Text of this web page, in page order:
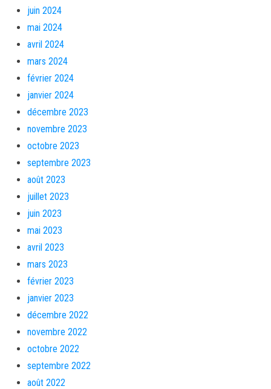
juin 2024
mai 2024
avril 2024
mars 2024
février 2024
janvier 2024
décembre 2023
novembre 2023
octobre 2023
septembre 2023
août 2023
juillet 2023
juin 2023
mai 2023
avril 2023
mars 2023
février 2023
janvier 2023
décembre 2022
novembre 2022
octobre 2022
septembre 2022
août 2022